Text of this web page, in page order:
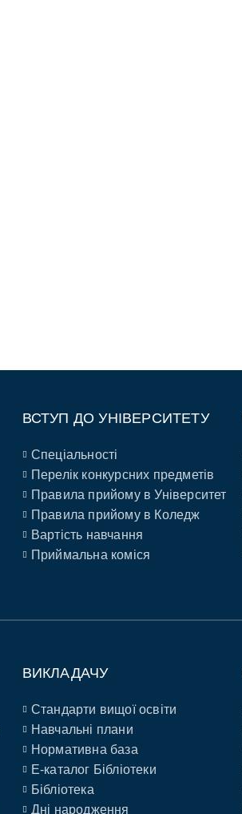
ВСТУП ДО УНІВЕРСИТЕТУ
Спеціальності
Перелік конкурсних предметів
Правила прийому в Університет
Правила прийому в Коледж
Вартість навчання
Приймальна коміся
ВИКЛАДАЧУ
Стандарти вищої освіти
Навчальні плани
Нормативна база
E-каталог Бібліотеки
Бібліотека
Дні народження